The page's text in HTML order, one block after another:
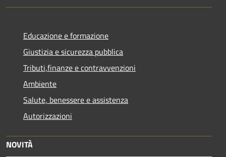
Educazione e formazione
Giustizia e sicurezza pubblica
Tributi,finanze e contravvenzioni
Ambiente
Salute, benessere e assistenza
Autorizzazioni
NOVITÀ